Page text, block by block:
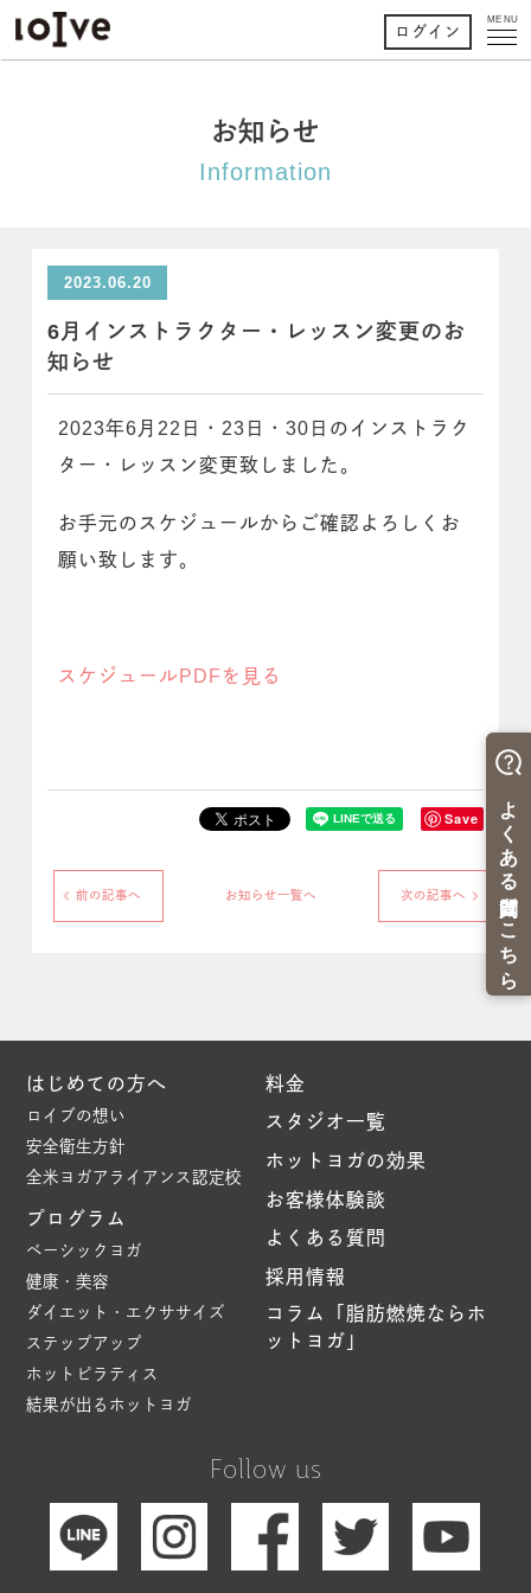
MENU
ログイン
お知らせ
Information
2023.06.20
6月インストラクター・レッスン変更のお
知らせ
2023年6月22日・23日・30日のインストラク
ター・レッスン変更致しました。
お手元のスケジュールからご確認よろしくお
願い致します。
スケジュールPDFを見る
Save
前の記事へ お知らせ一覧へ 次の記事へ
Follow us
はじめての方へ
ロイブの想い
安全衛生方針
全米ヨガアライアンス認定校
プログラム
ベーシックヨガ
健康・美容
ダイエット・エクササイズ
ステップアップ
ホットピラティス
結果が出るホットヨガ
料金
スタジオ一覧
ホットヨガの効果
お客様体験談
よくある質問
採用情報
コラム「脂肪燃焼ならホ
ットヨガ」